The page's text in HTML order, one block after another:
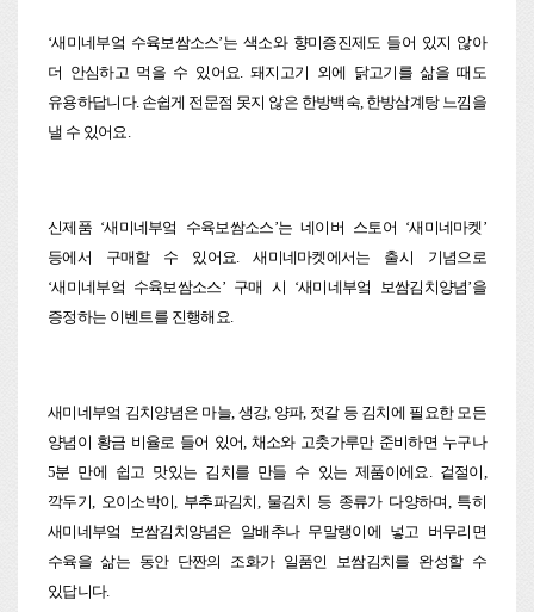
‘새미네부엌 수육보쌈소스’는 색소와 향미증진제도 들어 있지 않아
더 안심하고 먹을 수 있어요. 돼지고기 외에 닭고기를 삶을 때도
유용하답니다. 손쉽게 전문점 못지 않은 한방백숙, 한방삼계탕 느낌을
낼 수 있어요.
신제품 ‘새미네부엌 수육보쌈소스’는 네이버 스토어 ‘새미네마켓’
등에서 구매할 수 있어요. 새미네마켓에서는 출시 기념으로
‘새미네부엌 수육보쌈소스’ 구매 시 ‘새미네부엌 보쌈김치양념’을
증정하는 이벤트를 진행해요.
새미네부엌 김치양념은 마늘, 생강, 양파, 젓갈 등 김치에 필요한 모든
양념이 황금 비율로 들어 있어, 채소와 고춧가루만 준비하면 누구나
5분 만에 쉽고 맛있는 김치를 만들 수 있는 제품이에요. 겉절이,
깍두기, 오이소박이, 부추파김치, 물김치 등 종류가 다양하며, 특히
새미네부엌 보쌈김치양념은 알배추나 무말랭이에 넣고 버무리면
수육을 삶는 동안 단짠의 조화가 일품인 보쌈김치를 완성할 수
있답니다.